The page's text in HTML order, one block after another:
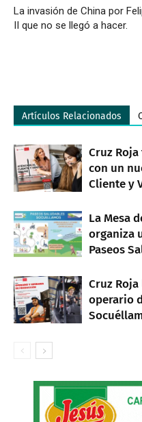
La invasión de China por
II que no se llegó a hacer.
Artículos Relacionados
Cruz
con un
Cliente y
La Mesa
organiza
Paseos
Cruz
operario